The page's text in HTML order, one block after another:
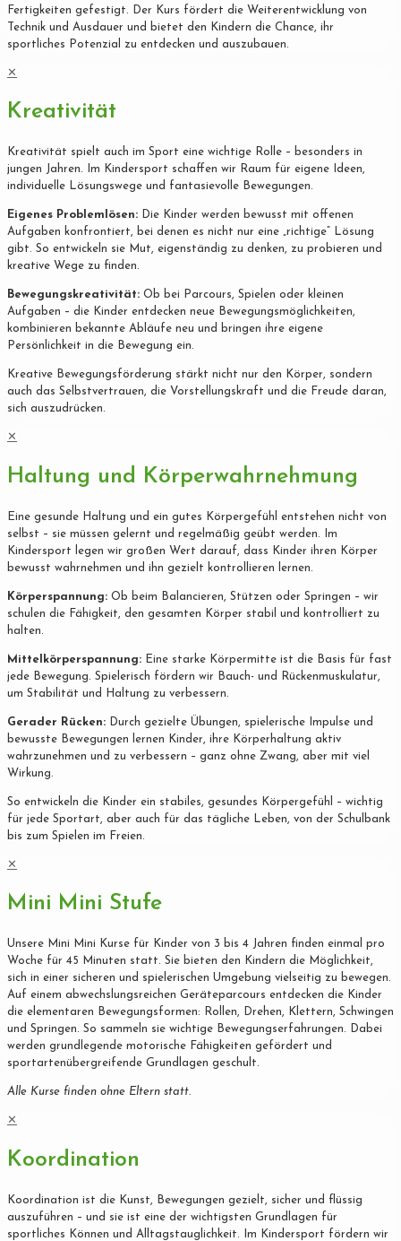
Fertigkeiten gefestigt. Der Kurs fördert die Weiterentwicklung von
Technik und Ausdauer und bietet den Kindern die Chance, ihr
sportliches Potenzial zu entdecken und auszubauen.
✕
Kreativität
Kreativität spielt auch im Sport eine wichtige Rolle – besonders in
jungen Jahren. Im Kindersport schaffen wir Raum für eigene Ideen,
individuelle Lösungswege und fantasievolle Bewegungen.
Eigenes Problemlösen: Die Kinder werden bewusst mit offenen
Aufgaben konfrontiert, bei denen es nicht nur eine „richtige“ Lösung
gibt. So entwickeln sie Mut, eigenständig zu denken, zu probieren und
kreative Wege zu finden.
Bewegungskreativität: Ob bei Parcours, Spielen oder kleinen
Aufgaben – die Kinder entdecken neue Bewegungsmöglichkeiten,
kombinieren bekannte Abläufe neu und bringen ihre eigene
Persönlichkeit in die Bewegung ein.
Kreative Bewegungsförderung stärkt nicht nur den Körper, sondern
auch das Selbstvertrauen, die Vorstellungskraft und die Freude daran,
sich auszudrücken.
✕
Haltung und Körperwahrnehmung
Eine gesunde Haltung und ein gutes Körpergefühl entstehen nicht von
selbst – sie müssen gelernt und regelmäßig geübt werden. Im
Kindersport legen wir großen Wert darauf, dass Kinder ihren Körper
bewusst wahrnehmen und ihn gezielt kontrollieren lernen.
Körperspannung: Ob beim Balancieren, Stützen oder Springen – wir
schulen die Fähigkeit, den gesamten Körper stabil und kontrolliert zu
halten.
Mittelkörperspannung: Eine starke Körpermitte ist die Basis für fast
jede Bewegung. Spielerisch fördern wir Bauch- und Rückenmuskulatur,
um Stabilität und Haltung zu verbessern.
Gerader Rücken: Durch gezielte Übungen, spielerische Impulse und
bewusste Bewegungen lernen Kinder, ihre Körperhaltung aktiv
wahrzunehmen und zu verbessern – ganz ohne Zwang, aber mit viel
Wirkung.
So entwickeln die Kinder ein stabiles, gesundes Körpergefühl – wichtig
für jede Sportart, aber auch für das tägliche Leben, von der Schulbank
bis zum Spielen im Freien.
✕
Mini Mini Stufe
Unsere Mini Mini Kurse für Kinder von 3 bis 4 Jahren finden einmal pro
Woche für 45 Minuten statt. Sie bieten den Kindern die Möglichkeit,
sich in einer sicheren und spielerischen Umgebung vielseitig zu bewegen.
Auf einem abwechslungsreichen Geräteparcours entdecken die Kinder
die elementaren Bewegungsformen: Rollen, Drehen, Klettern, Schwingen
und Springen. So sammeln sie wichtige Bewegungserfahrungen. Dabei
werden grundlegende motorische Fähigkeiten gefördert und
sportartenübergreifende Grundlagen geschult.
Alle Kurse finden ohne Eltern statt.
✕
Koordination
Koordination ist die Kunst, Bewegungen gezielt, sicher und flüssig
auszuführen – und sie ist eine der wichtigsten Grundlagen für
sportliches Können und Alltagstauglichkeit. Im Kindersport fördern wir